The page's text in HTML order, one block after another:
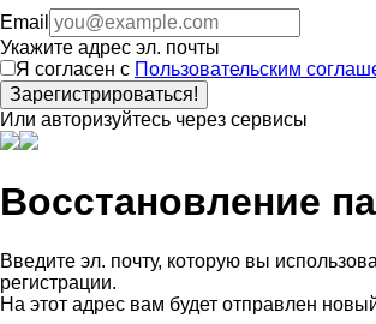
Email
Укажите адрес эл. почты
Я согласен с Пользовательским
Зарегистрироваться!
Или авторизуйтесь через сервисы
Восстановление
Введите эл. почту, которую вы
регистрации.
На этот адрес вам будет отправлен